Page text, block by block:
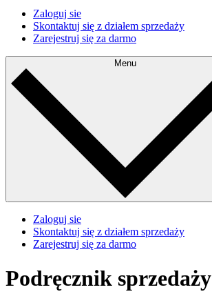
Zaloguj sie
Skontaktuj się z działem sprzedaży
Zarejestruj się za darmo
Menu
Zaloguj sie
Skontaktuj się z działem sprzedaży
Zarejestruj się za darmo
Podręcznik sprzedaży